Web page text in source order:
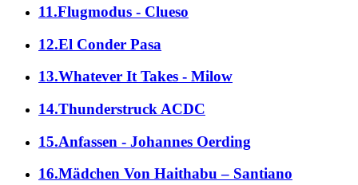
11.Flugmodus - Clueso
12.El Conder Pasa
13.Whatever It Takes - Milow
14.Thunderstruck ACDC
15.Anfassen - Johannes Oerding
16.Mädchen Von Haithabu – Santiano